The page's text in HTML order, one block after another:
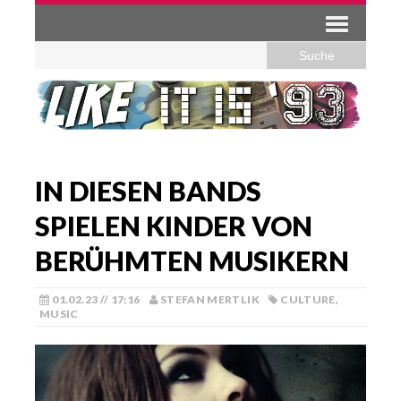
IN DIESEN BANDS
SPIELEN KINDER VON
BERÜHMTEN MUSIKERN
01.02.23 // 17:16 STEFAN MERTLIK CULTURE,
MUSIC